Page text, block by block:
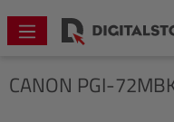
springen
CANON PGI-